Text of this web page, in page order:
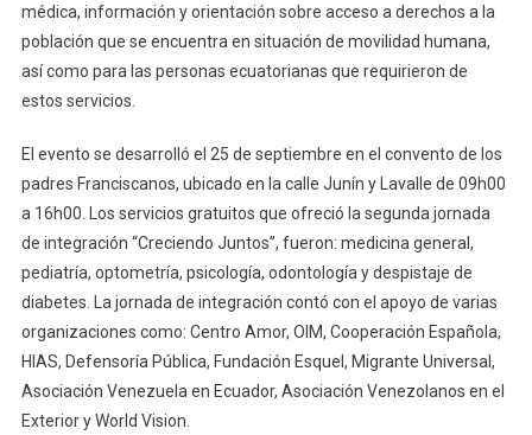
médica, información y orientación sobre acceso a derechos a la
población que se encuentra en situación de movilidad humana,
así como para las personas ecuatorianas que requirieron de
estos servicios.
El evento se desarrolló el 25 de septiembre en el convento de los
padres Franciscanos, ubicado en la calle Junín y Lavalle de 09h00
a 16h00. Los servicios gratuitos que ofreció la segunda jornada
de integración “Creciendo Juntos”, fueron: medicina general,
pediatría, optometría, psicología, odontología y despistaje de
diabetes. La jornada de integración contó con el apoyo de varias
organizaciones como: Centro Amor, OIM, Cooperación Española,
HIAS, Defensoría Pública, Fundación Esquel, Migrante Universal,
Asociación Venezuela en Ecuador, Asociación Venezolanos en el
Exterior y World Vision.